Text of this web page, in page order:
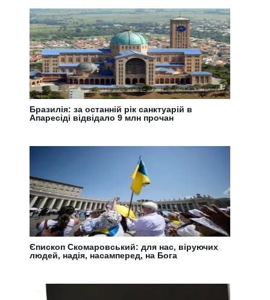
Бразилія: за останній рік санктуарій в
Апаресіді відвідало 9 млн прочан
Єпископ Скомаровський: для нас, віруючих
людей, надія, насамперед, на Бога